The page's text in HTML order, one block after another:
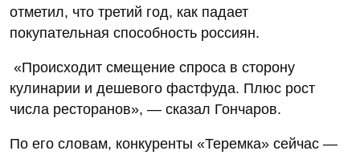
отметил, что третий год, как падает
покупательная способность россиян.
«Происходит смещение спроса в сторону
кулинарии и дешевого фастфуда. Плюс рост
числа ресторанов», — сказал Гончаров.
По его словам, конкуренты «Теремка» сейчас —